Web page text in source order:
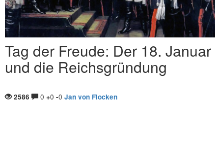
Tag der Freude: Der 18. Januar
und die Reichsgründung
2586 0 +0 -0 Jan von Flocken